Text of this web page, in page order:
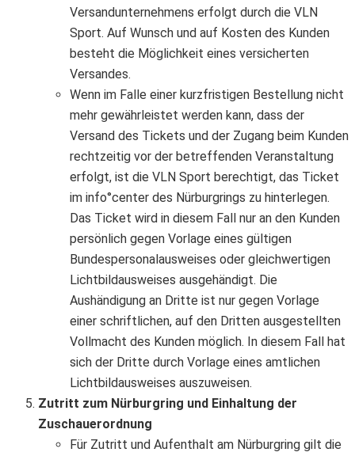
Versandunternehmens erfolgt durch die VLN
Sport. Auf Wunsch und auf Kosten des Kunden
besteht die Möglichkeit eines versicherten
Versandes.
Wenn im Falle einer kurzfristigen Bestellung nicht
mehr gewährleistet werden kann, dass der
Versand des Tickets und der Zugang beim Kunden
rechtzeitig vor der betreffenden Veranstaltung
erfolgt, ist die VLN Sport berechtigt, das Ticket
im info°center des Nürburgrings zu hinterlegen.
Das Ticket wird in diesem Fall nur an den Kunden
persönlich gegen Vorlage eines gültigen
Bundespersonalausweises oder gleichwertigen
Lichtbildausweises ausgehändigt. Die
Aushändigung an Dritte ist nur gegen Vorlage
einer schriftlichen, auf den Dritten ausgestellten
Vollmacht des Kunden möglich. In diesem Fall hat
sich der Dritte durch Vorlage eines amtlichen
Lichtbildausweises auszuweisen.
Zutritt zum Nürburgring und Einhaltung der
Zuschauerordnung
Für Zutritt und Aufenthalt am Nürburgring gilt die